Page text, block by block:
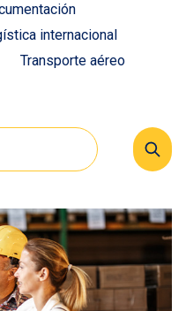
internacional
Transporte aéreo